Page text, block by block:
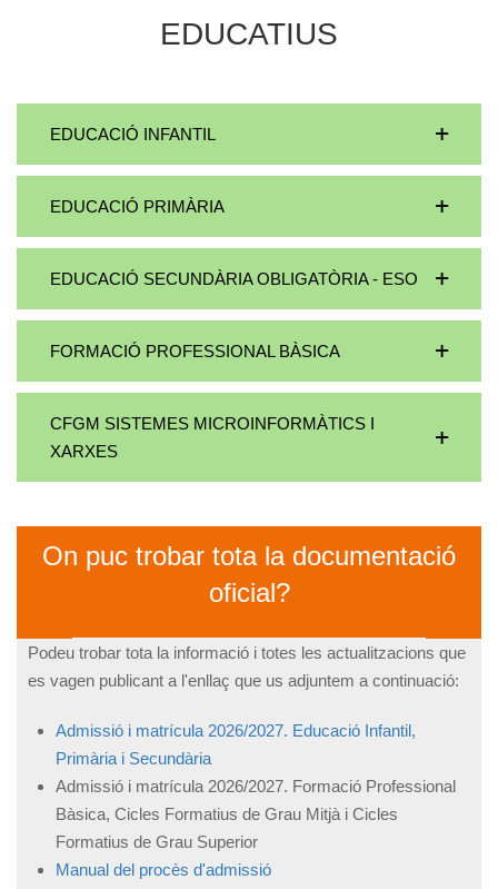
EDUCATIUS
EDUCACIÓ INFANTIL
EDUCACIÓ PRIMÀRIA
EDUCACIÓ SECUNDÀRIA OBLIGATÒRIA - ESO
FORMACIÓ PROFESSIONAL BÀSICA
CFGM SISTEMES MICROINFORMÀTICS I
XARXES
On puc trobar tota la documentació
oficial?
Podeu trobar tota la informació i totes les actualitzacions que
es vagen publicant a l'enllaç que us adjuntem a continuació:
Admissió i matrícula 2026/2027. Educació Infantil,
Primària i Secundària
Admissió i matrícula 2026/2027. Formació Professional
Bàsica, Cicles Formatius de Grau Mitjà i Cicles
Formatius de Grau Superior
Manual del procès d'admissió